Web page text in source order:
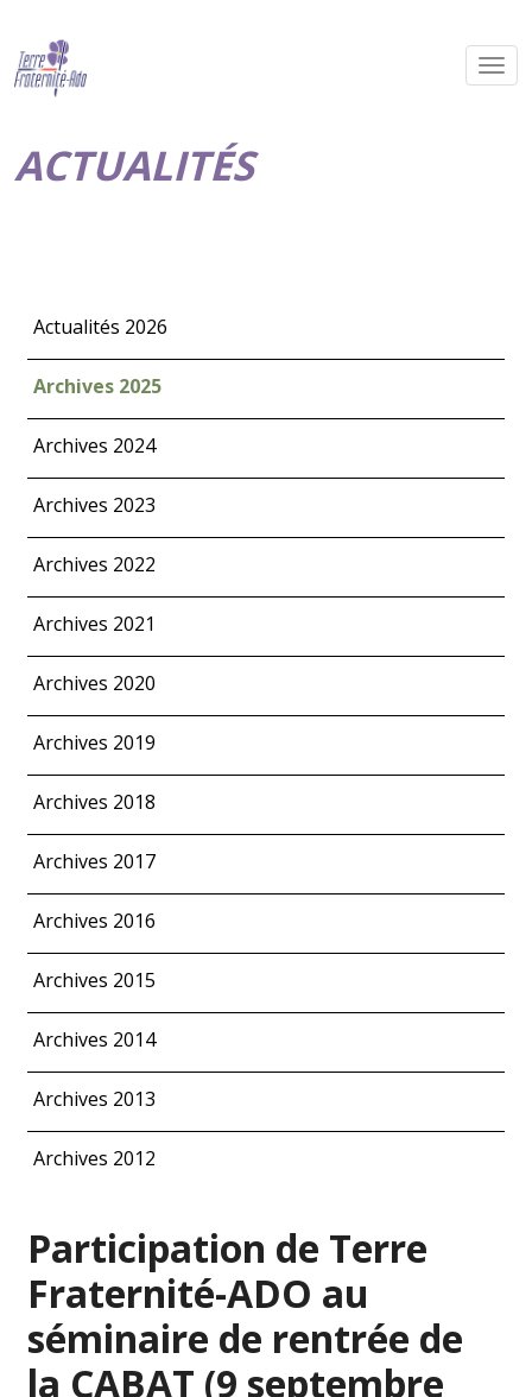
ACTUALITÉS
Actualités 2026
Archives 2025
Archives 2024
Archives 2023
Archives 2022
Archives 2021
Archives 2020
Archives 2019
Archives 2018
Archives 2017
Archives 2016
Archives 2015
Archives 2014
Archives 2013
Archives 2012
Participation de Terre
Fraternité-ADO au
séminaire de rentrée de
la CABAT (9 septembre